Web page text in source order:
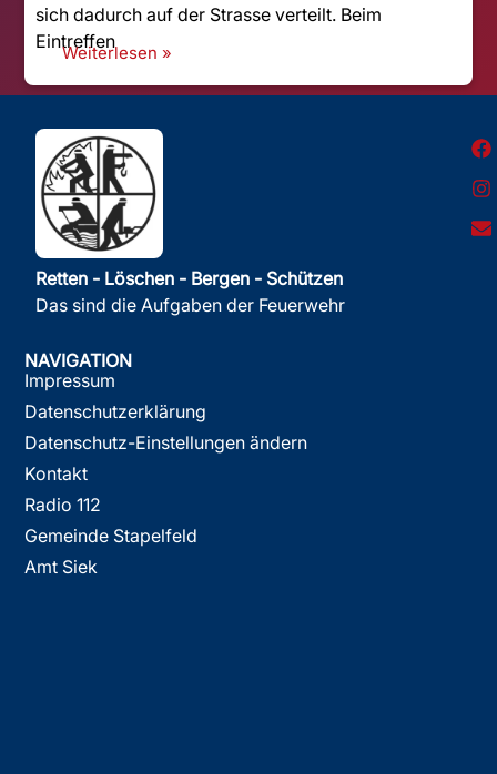
sich dadurch auf der Strasse verteilt. Beim
Eintreffen
Weiterlesen »
Retten - Löschen - Bergen - Schützen
Das sind die Aufgaben der Feuerwehr
NAVIGATION
Impressum
Datenschutzerklärung
Datenschutz-Einstellungen ändern
Kontakt
Radio 112
Gemeinde Stapelfeld
Amt Siek